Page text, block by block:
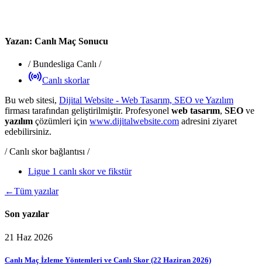
Yazan: Canlı Maç Sonucu
/Bundesliga Canlı /
Canlı skorlar
Bu web sitesi, Dijital Website - Web Tasarım, SEO ve Yazılım
firması tarafından geliştirilmiştir. Profesyonel web tasarım, SEO ve
yazılım çözümleri için www.dijitalwebsite.com adresini ziyaret
edebilirsiniz.
/ Canlı skor bağlantısı /
Ligue 1 canlı skor ve fikstür
←Tüm yazılar
Son yazılar
21 Haz 2026
Canlı Maç İzleme Yöntemleri ve Canlı Skor (22 Haziran 2026)